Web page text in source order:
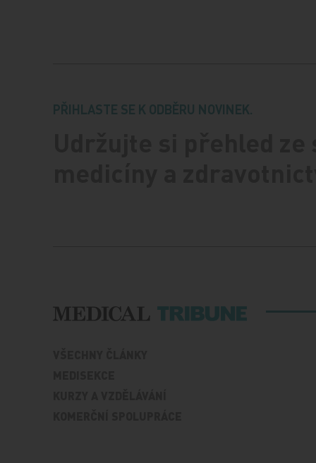
PŘIHLASTE SE K ODBĚRU NOVINEK.